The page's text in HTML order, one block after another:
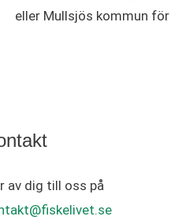
eller Mullsjös kommun
av dig till oss på